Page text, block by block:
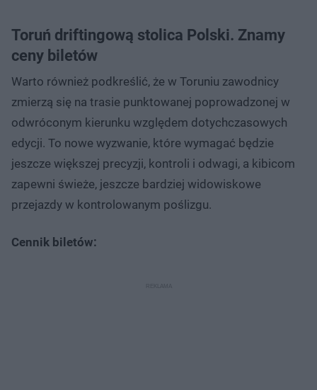
Toruń driftingową stolica Polski. Znamy
ceny biletów
Warto również podkreślić, że w Toruniu zawodnicy
zmierzą się na trasie punktowanej poprowadzonej w
odwróconym kierunku względem dotychczasowych
edycji. To nowe wyzwanie, które wymagać będzie
jeszcze większej precyzji, kontroli i odwagi, a kibicom
zapewni świeże, jeszcze bardziej widowiskowe
przejazdy w kontrolowanym poślizgu.
Cennik biletów: